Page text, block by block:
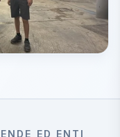
ED ENTI